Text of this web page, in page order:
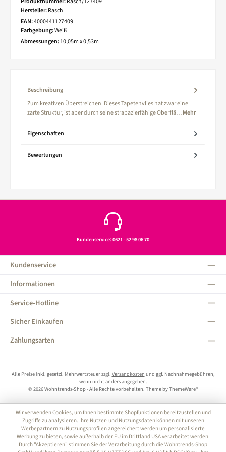
Hersteller:Rasch
EAN:4000441127409
Farbgebung:Weiß
Abmessungen:10,05m x 0,53m
Beschreibung
Zum kreativen Überstreichen. Dieses Tapetenvlies hat zwar eine
zarte Struktur, ist aber durch seine strapazierfähige Oberflä…Mehr
Eigenschaften
Bewertungen
Kundenservice: 0621 - 52 98 06 70
Kundenservice
Informationen
Service-Hotline
Sicher Einkaufen
Zahlungsarten
Alle Preise inkl. gesetzl. Mehrwertsteuer zzgl. Versandkosten und ggf. Nachnahmegebühren,
wenn nicht anders angegeben.
© 2026 Wohntrends-Shop - Alle Rechte vorbehalten. Theme byThemeWare®
Wir verwenden Cookies, um Ihnen bestimmte Shopfunktionen bereitzustellen und
Zugriffe zu analysieren. Ihre Nutzer- und Nutzungsdaten können mit unseren
Werbepartnern zu Nutzungsprofilen angereichert werden um personalisierte
Werbung zu bieten, sowie außerhalb der EU im Drittland USA verarbeitet werden.
Durch "Akzeptieren" stimmen Sie der Verarbeitung durch die Wohntrends-Shop